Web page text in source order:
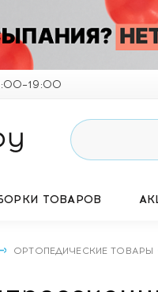
ТОВАРОВ
ОРТОПЕДИЧЕСКИЕ ТОВАРЫ